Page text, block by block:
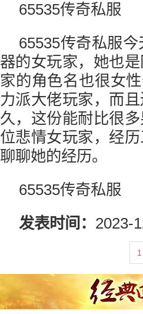
65535传奇私服
65535传奇私服
器的女玩家，她也
家的角色名也很女
力派大佬玩家，而
久，这份能耐比很
位悲情女玩家，经
聊聊她的经历。
65535传奇私服
发表时间： 2023-
1